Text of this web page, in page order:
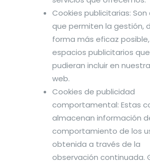
Cookies publicitarias: Son
que permiten la gestión,
forma más eficaz
espacios publicitarios
pudieran incluir en
web.
Cookies de publicidad
comportamental: Estas
almacenan información
comportamiento de los
obtenida a través de la
observación continuada.